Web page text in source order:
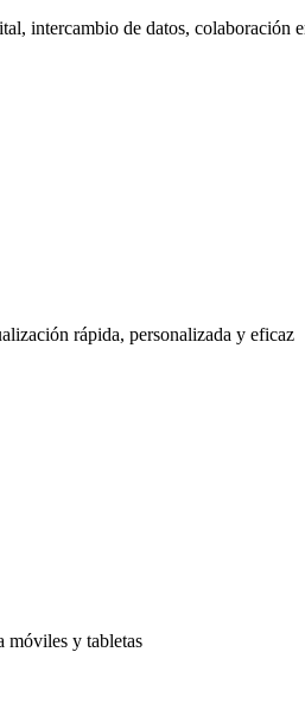
intercambio de datos, colaboración
rápida, personalizada y eficaz
móviles y tabletas